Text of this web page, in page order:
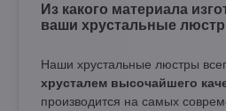
Из какого материала
ваши хрустальные
Наши хрустальные люстры
хрусталем высочайшего
производится на самых